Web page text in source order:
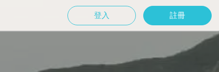
登入 註冊